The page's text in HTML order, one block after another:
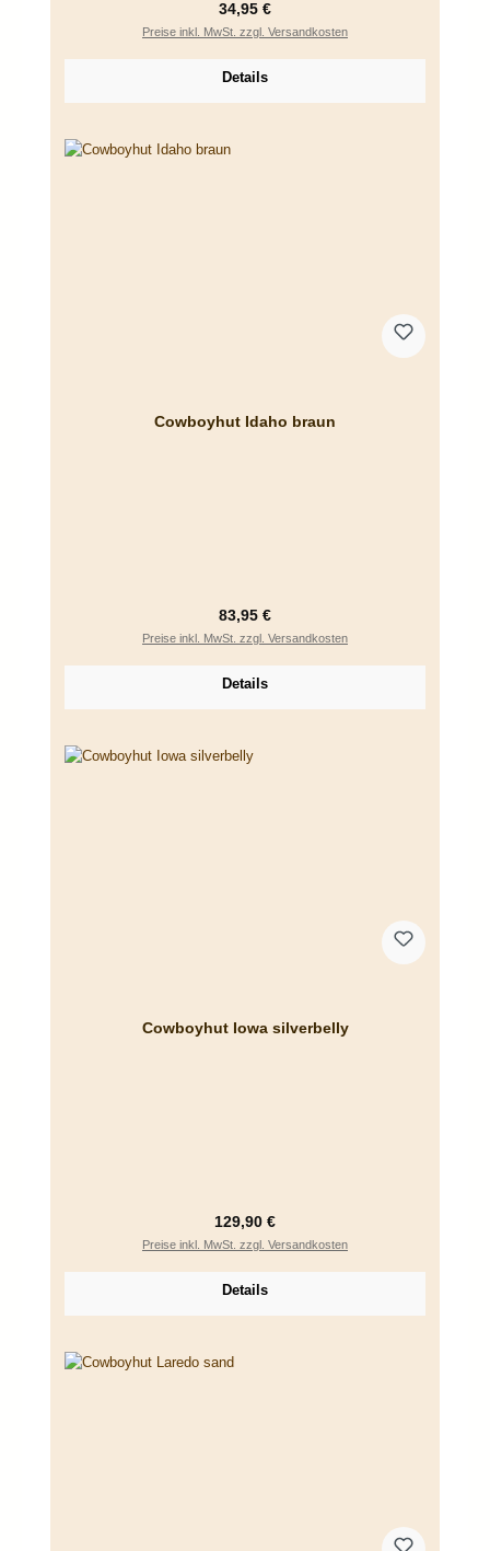
Regulärer Preis:
34,95 €
Preise inkl. MwSt. zzgl. Versandkosten
Details
Cowboyhut Idaho braun
Regulärer Preis:
83,95 €
Preise inkl. MwSt. zzgl. Versandkosten
Details
Cowboyhut Iowa silverbelly
Regulärer Preis:
129,90 €
Preise inkl. MwSt. zzgl. Versandkosten
Details